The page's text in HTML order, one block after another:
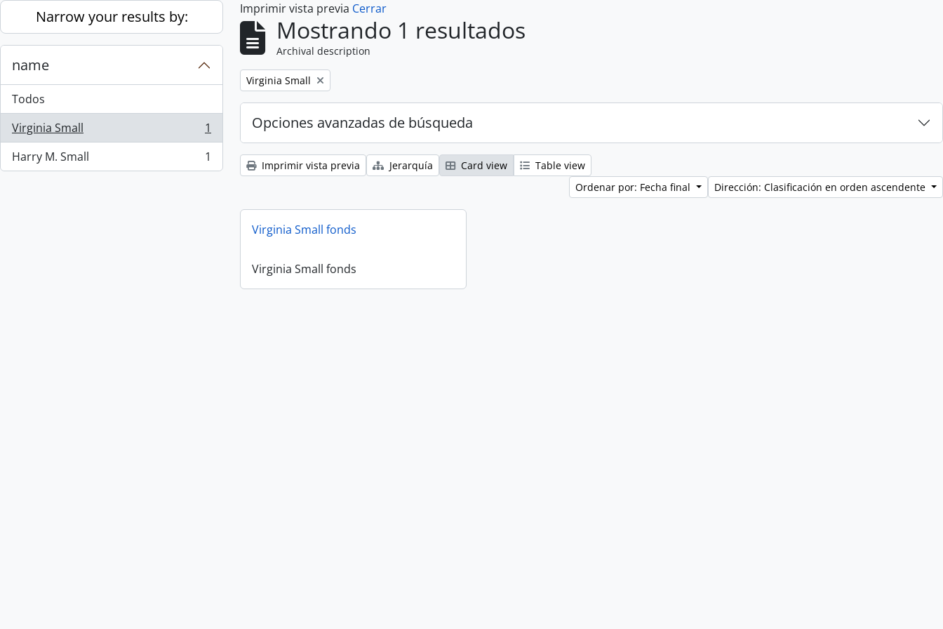
Skip to main content
Narrow your results by:
name
Todos
Virginia Small
, 1 resultados
1
Harry M. Small
, 1 resultados 1
Imprimir vista previa Cerrar
Mostrando 1 resultados
Archival description
Remove filter:
Virginia Small
Opciones avanzadas de búsqueda
Imprimir vista previa Jerarquía Card view
Table view
Ordenar por: Fecha final
Dirección: Clasificación en orden ascendente
Virginia Small fonds
Virginia Small fonds